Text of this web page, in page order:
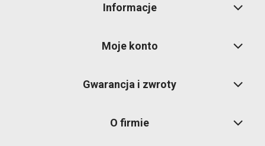
Informacje
Moje konto
Gwarancja i zwroty
O firmie